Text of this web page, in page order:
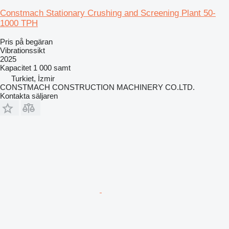
Constmach Stationary Crushing and Screening Plant 50-
1000 TPH
Pris på begäran
Vibrationssikt
2025
Kapacitet 1 000 samt
Turkiet, İzmir
CONSTMACH CONSTRUCTION MACHINERY CO.LTD.
Kontakta säljaren